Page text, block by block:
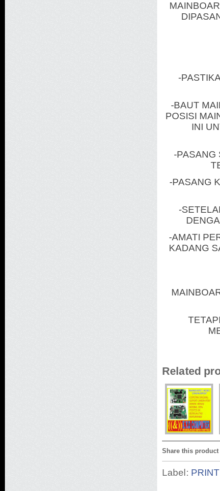
-
-BAUT
POSISI
INI
-PASANG
-PASANG
-
-AMATI
KADANG
Related
Share this product
Label: